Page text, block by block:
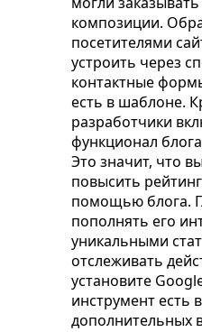
композиции.
посетителями
устроить через
контактные
есть в шаблоне.
разработчики
функционал
Это значит, что
повысить
помощью блога.
пополнять его
уникальными
отслеживать
установите
инструмент есть
дополнительных